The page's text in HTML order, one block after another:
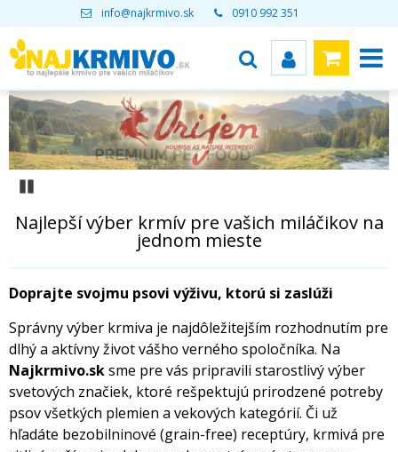
info@najkrmivo.sk 0910 992 351
Najlepší výber krmív pre vašich miláčikov na
jednom mieste
Doprajte svojmu psovi výživu, ktorú si zaslúži
Správny výber krmiva je najdôležitejším rozhodnutím pre
dlhý a aktívny život vášho verného spoločníka. Na
Najkrmivo.sksme pre vás pripravili starostlivý výber
svetových značiek, ktoré rešpektujú prirodzené potreby
psov všetkých plemien a vekových kategórií. Či už
hľadáte bezobilninové (grain-free) receptúry, krmivá pre